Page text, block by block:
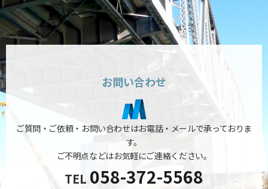
お問い合わせ
ご質問・ご依頼・お問い合わせはお電話・メールで承っておりま
す。
ご不明点などはお気軽にご連絡ください。
TEL 058-372-5568